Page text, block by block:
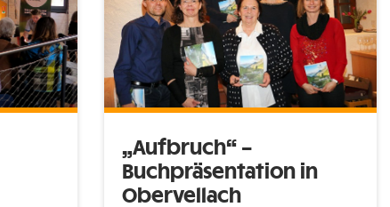
„Aufbruch“ –
Buchpräsentation in
Obervellach